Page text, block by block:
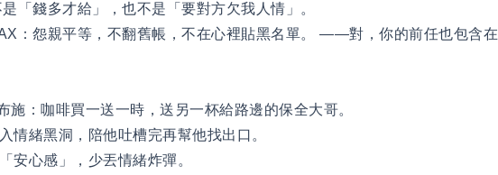
「錢多才給」，也不是「要對方欠我人情」。
：怨親平等，不翻舊帳，不在心裡貼黑名單。 ——對，你的前任也包含在
：咖啡買一送一時，送另一杯給路邊的保全大哥。
情緒黑洞，陪他吐槽完再幫他找出口。
安心感」，少丟情緒炸彈。